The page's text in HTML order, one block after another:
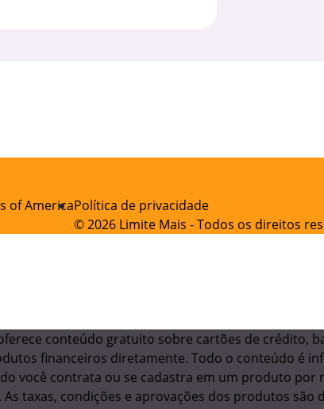
of AmericaPolítica de privacidade
© 2026 Limite Mais - Todos os direitos
conteúdo gratuito sobre cartões de crédito,
financeiros diretamente. Todo o conteúdo é
você contrata ou se cadastra em um produto
taxas, condições e aprovações dos produtos